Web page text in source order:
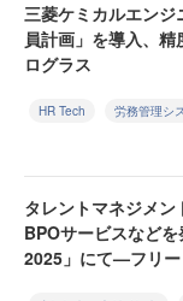
三菱ケミカルエン
員計画」を導入、
ログラス
HR Tech 労務管理シ
タレントマネジメ
BPOサービスなど
2025」にて—フリー